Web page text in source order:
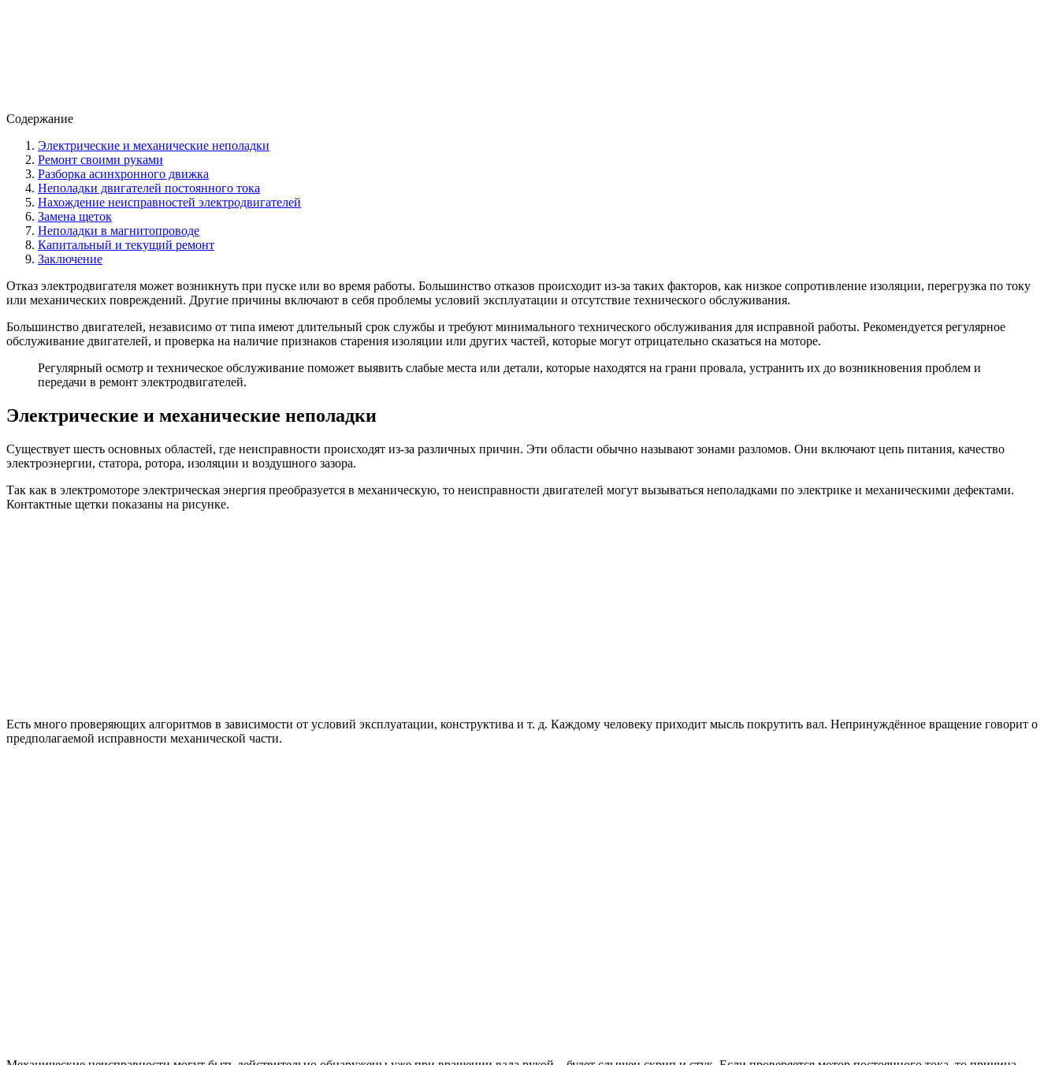
Содержание
Электрические и механические неполадки
Ремонт своими руками
Разборка асинхронного движка
Неполадки двигателей постоянного тока
Нахождение неисправностей электродвигателей
Замена щеток
Неполадки в магнитопроводе
Капитальный и текущий ремонт
Заключение
Отказ электродвигателя может возникнуть при пуске или во время работы. Большинство отказов происходит из-за таких факторов, как низкое сопротивление изоляции, перегрузка по току
или механических повреждений. Другие причины включают в себя проблемы условий эксплуатации и отсутствие технического обслуживания.
Большинство двигателей, независимо от типа имеют длительный срок службы и требуют минимального технического обслуживания для исправной работы. Рекомендуется регулярное
обслуживание двигателей, и проверка на наличие признаков старения изоляции или других частей, которые могут отрицательно сказаться на моторе.
Регулярный осмотр и техническое обслуживание поможет выявить слабые места или детали, которые находятся на грани провала, устранить их до возникновения проблем и
передачи в ремонт электродвигателей.
Электрические и механические неполадки
Существует шесть основных областей, где неисправности происходят из-за различных причин. Эти области обычно называют зонами разломов. Они включают цепь питания, качество
электроэнергии, статора, ротора, изоляции и воздушного зазора.
Так как в электромоторе электрическая энергия преобразуется в механическую, то неисправности двигателей могут вызываться неполадками по электрике и механическими дефектами.
Контактные щетки показаны на рисунке.
Есть много проверяющих алгоритмов в зависимости от условий эксплуатации, конструктива и т. д. Каждому человеку приходит мысль покрутить вал. Непринуждённое вращение говорит о
предполагаемой исправности механической части.